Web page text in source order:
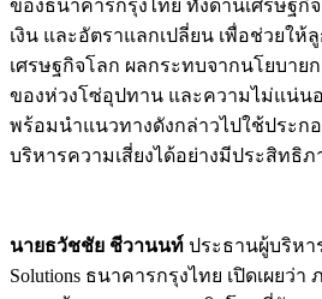
ของธนาคารกรุงไทย ทั้งด้านเศรษฐกิ
เงิน และอัตราแลกเปลี่ยน เพื่อช่วยให้
เศรษฐกิจโลก ผลกระทบจากนโยบาย
ของห่วงโซ่อุปทาน และความไม่แน่น
พร้อมนำแนวทางดังกล่าวไปใช้ประก
บริหารความเสี่ยงได้อย่างมีประสิทธิภ
นายธวัชชัย ชีวานนท์ ประธานผู้บริหาร
Solutions ธนาคารกรุงไทย เปิดเผยว่